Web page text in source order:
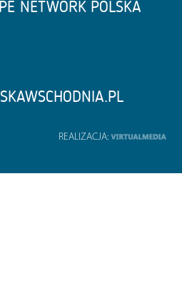
NETWORK POLSKA
REALIZACJA: